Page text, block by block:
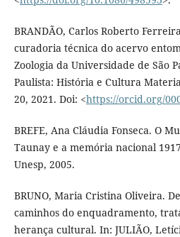
BRANDÃO, Carlos Roberto
curadoria técnica do acervo
Zoologia da Universidade de São
Paulista: História e Cultura
20, 2021. Doi: <https://orcid.org/
BREFE, Ana Cláudia Fonseca. O
Taunay e a memória nacional
Unesp, 2005.
BRUNO, Maria Cristina Oliveira.
caminhos do enquadramento,
herança cultural. In: JULIÃO,